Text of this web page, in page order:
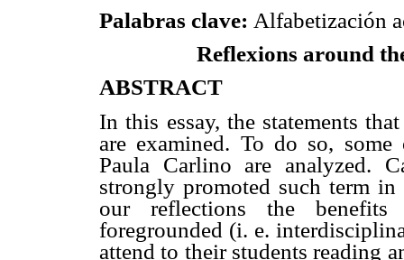
Palabras clave: Alfabetización
Reflexions around
ABSTRACT
In this essay, the statements
are examined. To do so,
Paula Carlino are analyzed.
strongly promoted such term
our reflections the
foregrounded (i. e.
attend to their students reading